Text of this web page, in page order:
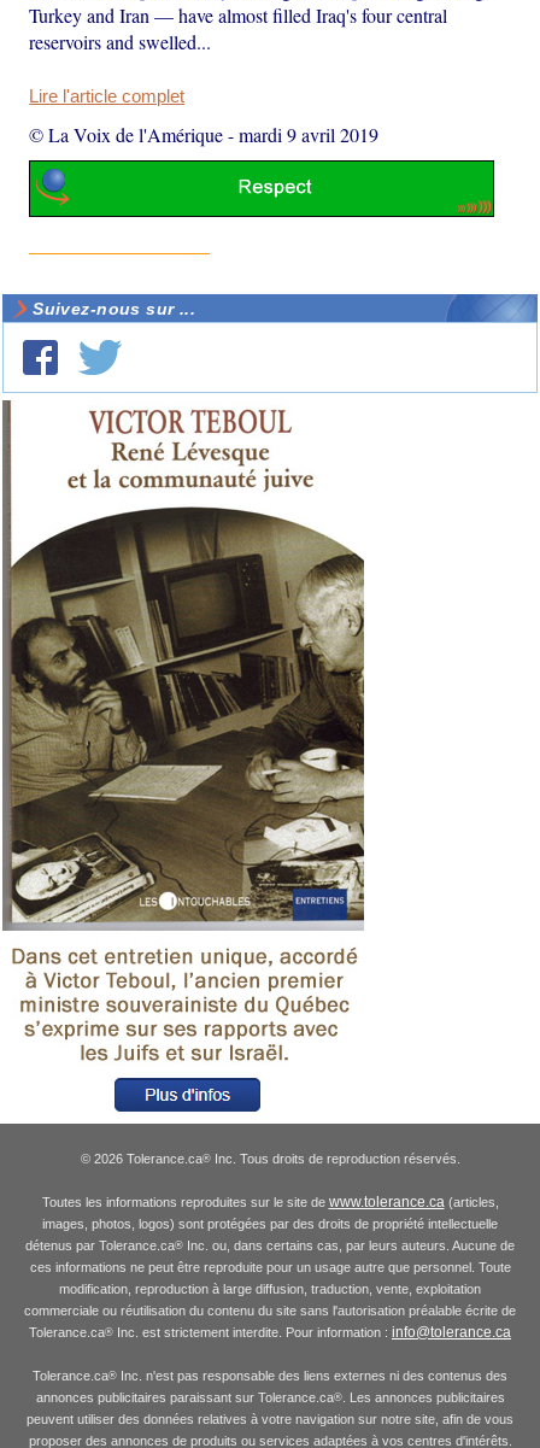
Turkey and Iran — have almost filled Iraq's four central
reservoirs and swelled...
Lire l'article complet
© La Voix de l'Amérique-mardi 9 avril 2019
Suivez-nous sur ...
© 2026 Tolerance.ca®Inc. Tous droits de reproduction réservés.
Toutes les informations reproduites sur le site de www.tolerance.ca(articles,
images, photos, logos) sont protégées par des droits de propriété intellectuelle
détenus par Tolerance.ca® Inc. ou, dans certains cas, par leurs auteurs. Aucune de
ces informations ne peut être reproduite pour un usage autre que personnel. Toute
modification, reproduction à large diffusion, traduction, vente, exploitation
commerciale ou réutilisation du contenu du site sans l'autorisation préalable écrite de
Tolerance.ca® Inc. est strictement interdite. Pour information : info@tolerance.ca
Tolerance.ca® Inc. n'est pas responsable des liens externes ni des contenus des
annonces publicitaires paraissant sur Tolerance.ca®. Les annonces publicitaires
peuvent utiliser des données relatives à votre navigation sur notre site, afin de vous
proposer des annonces de produits ou services adaptées à vos centres d'intérêts.